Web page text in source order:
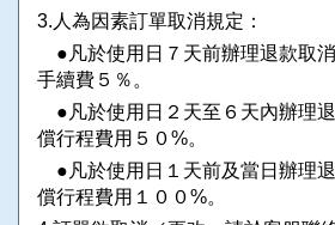
3.人為因素訂單取消規定：
●凡於使用日７天前辦理退款取
手續費５％。
●凡於使用日２天至６天內辦理
償行程費用５０%。
●凡於使用日１天前及當日辦理
償行程費用１００%。